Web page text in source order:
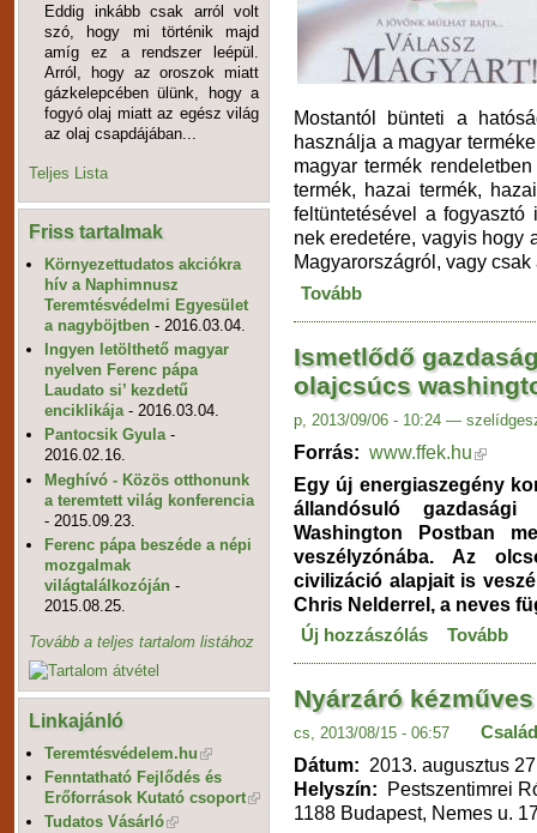
Eddig inkább csak arról volt
szó, hogy mi történik majd
amíg ez a rendszer leépül.
Arról, hogy az oroszok miatt
gázkelepcében ülünk, hogy a
fogyó olaj miatt az egész világ
az olaj csapdájában...
Teljes Lista
Friss tartalmak
Környezettudatos akciókra
hív a Naphimnusz
Teremtésvédelmi Egyesület
a nagyböjtben - 2016.03.04.
Ingyen letölthető magyar
nyelven Ferenc pápa
Laudato si’ kezdetű
enciklikája - 2016.03.04.
Pantocsik Gyula -
2016.02.16.
Meghívó - Közös otthonunk
a teremtett világ konferencia
- 2015.09.23.
Ferenc pápa beszéde a népi
mozgalmak
világtalálkozóján -
2015.08.25.
Tovább a teljes tartalom listához
Linkajánló
Teremtésvédelem.hu
Fenntatható Fejlődés és
Erőforrások Kutató csoport
Tudatos Vásárló
Mostantól bünteti a
használja a magyar
ma­gyar ter­mék
ter­mék, hazai ter­mék,
fel­tün­te­té­sé­vel a
nek ere­de­té­re, vagy­is hogy
Ma­gyar­or­szág­ról, vagy
Tovább
Ismetlődő
olajcsúcs
p, 2013/09/06 - 10:24 —
Forrás: www.ffek.hu
Egy új energiaszegény
állandósuló
Washington Postban
veszélyzónába. Az
civilizáció alapjait is
Chris Nelderrel, a neves
Új hozzászólás Tovább
Nyárzáró
cs, 2013/08/15 - 06:57
Dátum: 2013. augusztus
Helyszín:
Pestszentimrei
1188 Budapest, Nemes u.